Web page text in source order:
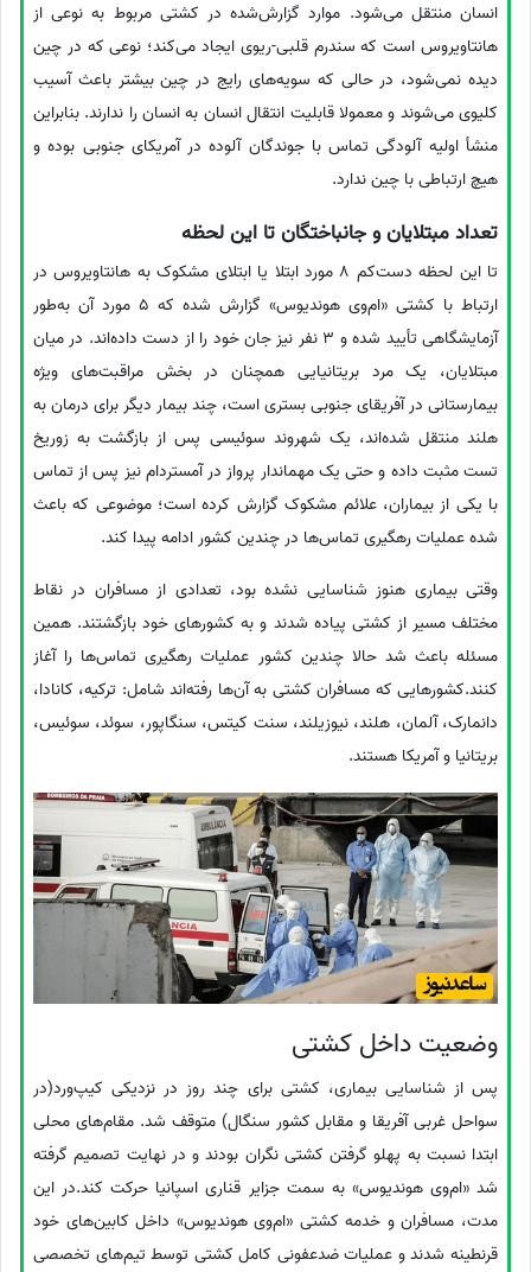
انسان منتقل می‌شود. موارد گزارش‌شده در کشتی مربوط به نوعی از
هانتاویروس است که سندرم قلبی-ریوی ایجاد می‌کند؛ نوعی که در چین
دیده نمی‌شود، در حالی که سویه‌های رایج در چین بیشتر باعث آسیب
کلیوی می‌شوند و معمولا قابلیت انتقال انسان به انسان را ندارند. بنابراین
منشأ اولیه آلودگی تماس با جوندگان آلوده در آمریکای جنوبی بوده و
هیچ ارتباطی با چین ندارد.
تعداد مبتلایان و جانباختگان تا این لحظه
تا این لحظه دست‌کم 8 مورد ابتلا یا ابتلای مشکوک به هانتاویروس در
ارتباط با کشتی «ام‌وی هوندیوس» گزارش شده که 5 مورد آن به‌طور
آزمایشگاهی تأیید شده و 3 نفر نیز جان خود را از دست داده‌اند. در میان
مبتلایان، یک مرد بریتانیایی همچنان در بخش مراقبت‌های ویژه
بیمارستانی در آفریقای جنوبی بستری است، چند بیمار دیگر برای درمان به
هلند منتقل شده‌اند، یک شهروند سوئیسی پس از بازگشت به زوریخ
تست مثبت داده و حتی یک مهماندار پرواز در آمستردام نیز پس از تماس
با یکی از بیماران، علائم مشکوک گزارش کرده است؛ موضوعی که باعث
شده عملیات رهگیری تماس‌ها در چندین کشور ادامه پیدا کند.
وقتی بیماری هنوز شناسایی نشده بود، تعدادی از مسافران در نقاط
مختلف مسیر از کشتی پیاده شدند و به کشورهای خود بازگشتند. همین
مسئله باعث شد حالا چندین کشور عملیات رهگیری تماس‌ها را آغاز
کنند.کشورهایی که مسافران کشتی به آن‌ها رفته‌اند شامل: ترکیه، کانادا،
دانمارک، آلمان، هلند، نیوزیلند، سنت کیتس، سنگاپور، سوئد، سوئیس،
بریتانیا و آمریکا هستند.
وضعیت داخل کشتی
پس از شناسایی بیماری، کشتی برای چند روز در نزدیکی کیپ‌ورد(در
سواحل غربی آفریقا و مقابل کشور سنگال) متوقف شد. مقام‌های محلی
ابتدا نسبت به پهلو گرفتن کشتی نگران بودند و در نهایت تصمیم گرفته
شد «ام‌وی هوندیوس» به سمت جزایر قناری اسپانیا حرکت کند.در این
مدت، مسافران و خدمه کشتی «ام‌وی هوندیوس» داخل کابین‌های خود
قرنطینه شدند و عملیات ضدعفونی کامل کشتی توسط تیم‌های تخصصی